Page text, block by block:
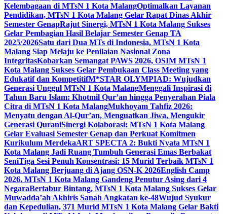
Kelembagaan di MTsN 1 Kota MalangOptimalkan Layanan
Pendidikan, MTsN 1 Kota Malang Gelar Rapat Dinas Akhir
Semester GenapRajut Sinergi, MTsN 1 Kota Malang Sukses
Gelar Pembagian Hasil Belajar Semester Genap TA
2025/2026Satu dari Dua MTs di Indonesia, MTsN 1 Kota
Malang Siap Melaju ke Penilaian Nasional Zona
IntegritasKobarkan Semangat PAWS 2026, OSIM MTsN 1
Kota Malang Sukses Gelar Pembukaan Class Meeting yang
Edukatif dan KompetitifM*STAR OLYMPIAD: Wujudkan
Generasi Unggul MTsN 1 Kota MalangMenggali Inspirasi di
Tahun Baru Islam: Khotmil Qur’an hingga Penyerahan Piala
Citra di MTsN 1 Kota MalangMukhoyam Tahfiz 2026:
Menyatu dengan Al-Qur’an, Menguatkan Jiwa, Mengukir
Generasi QuraniSinergi Kolaborasi: MTsN 1 Kota Malang
Gelar Evaluasi Semester Genap dan Perkuat Komitmen
Kurikulum MerdekaART SPECTA 2: Bukti Nyata MTsN 1
Kota Malang Jadi Ruang Tumbuh Generasi Emas Berbakat
SeniTiga Sesi Penuh Konsentrasi: 15 Murid Terbaik MTsN 1
Kota Malang Berjuang di Ajang OSN-K 2026English Camp
2026, MTsN 1 Kota Malang Gandeng Penutur Asing dari 4
NegaraBertabur Bintang, MTsN 1 Kota Malang Sukses Gelar
Muwadda’ah Akhiris Sanah Angkatan ke-48Wujud Syukur
dan Kepedulian, 371 Murid MTsN 1 Kota Malang Gelar Bakti